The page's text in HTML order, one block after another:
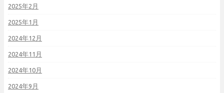
2025年2月
2025年1月
2024年12月
2024年11月
2024年10月
2024年9月